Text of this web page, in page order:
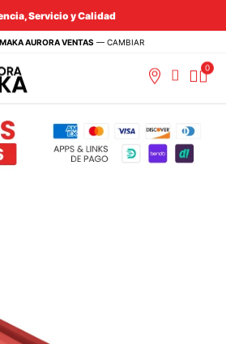
Servicio y Calidad
AURORA VENTAS — CAMBIAR